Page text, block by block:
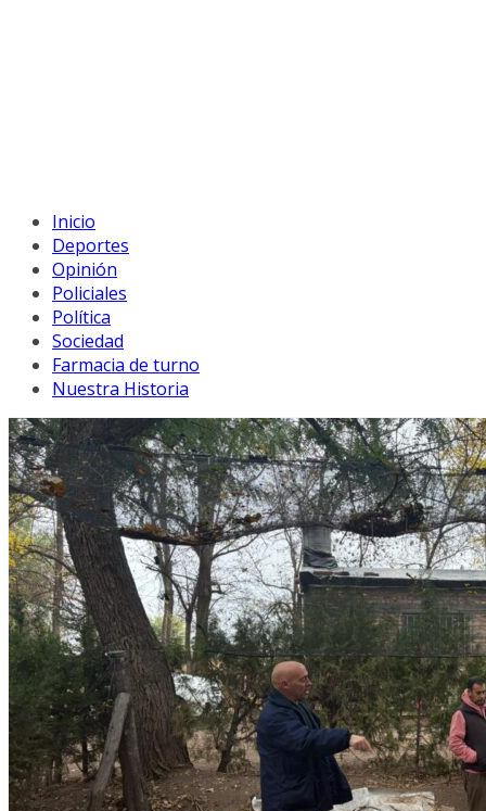
Inicio
Deportes
Opinión
Policiales
Política
Sociedad
Farmacia de turno
Nuestra Historia